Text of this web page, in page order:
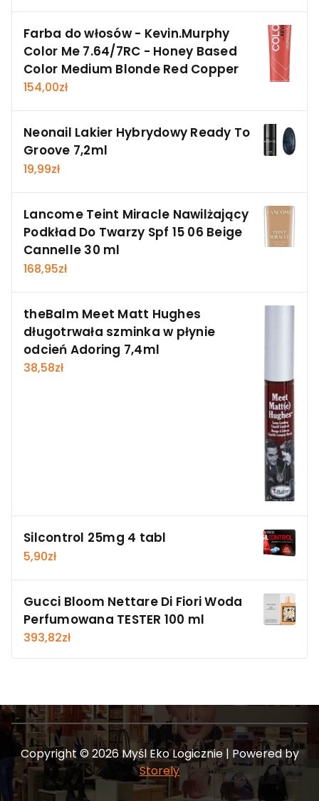
Farba do włosów - Kevin.Murphy
Color Me 7.64/7RC - Honey Based
Color Medium Blonde Red Copper
154,00zł
Neonail Lakier Hybrydowy Ready To
Groove 7,2ml
19,99zł
Lancome Teint Miracle Nawilżający
Podkład Do Twarzy Spf 15 06 Beige
Cannelle 30 ml
168,95zł
theBalm Meet Matt Hughes
długotrwała szminka w płynie
odcień Adoring 7,4ml
38,58zł
Silcontrol 25mg 4 tabl
5,90zł
Gucci Bloom Nettare Di Fiori Woda
Perfumowana TESTER 100 ml
393,82zł
Copyright © 2026 Myśl Eko Logicznie | Powered by
Storely